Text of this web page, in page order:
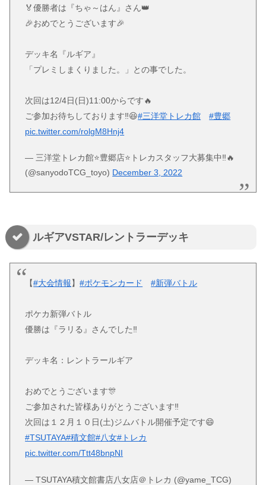
🏅優勝者は『ちゃ～はん』さん👑
🎉おめでとうございます🎉
デッキ名『ルギア』
「プレミしまくりました。」との事でした。
次回は12/4日(日)11:00からです🔥
ご参加お待ちしております‼😆#三洋堂トレカ館
#豊郷
pic.twitter.com/rolgM8Hnj4
— 三洋堂トレカ館⭐️豊郷店⭐️トレカスタッフ大募集中‼️🔥
(@sanyodoTCG_toyo) December 3, 2022
ルギアVSTAR/レントラーデッキ
【#大会情報】#ポケモンカード #新弾バトル
ポケカ新弾バトル
優勝は『ラリる』さんでした‼
デッキ名：レントラールギア
おめでとうございます🎊
ご参加された皆様ありがとうございます‼
次回は１２月１０日(土)ジムバトル開催予定です😄
#TSUTAYA#積文館#八女#トレカ
pic.twitter.com/Ttt48bnpNI
— TSUTAYA積文館書店八女店＠トレカ (@yame_TCG)